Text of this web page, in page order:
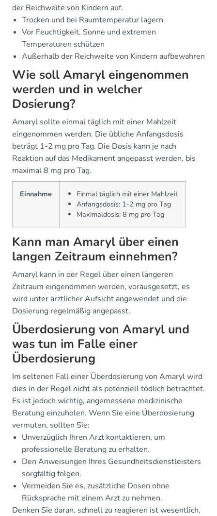
der Reichweite von Kindern auf.
Trocken und bei Raumtemperatur lagern
Vor Feuchtigkeit, Sonne und extremen
Temperaturen schützen
Außerhalb der Reichweite von Kindern aufbewahren
Wie soll Amaryl eingenommen
werden und in welcher
Dosierung?
Amaryl sollte einmal täglich mit einer Mahlzeit
eingenommen werden. Die übliche Anfangsdosis
beträgt 1-2 mg pro Tag. Die Dosis kann je nach
Reaktion auf das Medikament angepasst werden, bis
maximal 8 mg pro Tag.
Einnahme
Einmal täglich mit einer Mahlzeit
Anfangsdosis: 1-2 mg pro Tag
Maximaldosis: 8 mg pro Tag
Kann man Amaryl über einen
langen Zeitraum einnehmen?
Amaryl kann in der Regel über einen längeren
Zeitraum eingenommen werden, vorausgesetzt, es
wird unter ärztlicher Aufsicht angewendet und die
Dosierung regelmäßig angepasst.
Überdosierung von Amaryl und
was tun im Falle einer
Überdosierung
Im seltenen Fall einer Überdosierung von Amaryl wird
dies in der Regel nicht als potenziell tödlich betrachtet.
Es ist jedoch wichtig, angemessene medizinische
Beratung einzuholen. Wenn Sie eine Überdosierung
vermuten, sollten Sie:
Unverzüglich Ihren Arzt kontaktieren, um
professionelle Beratung zu erhalten.
Den Anweisungen Ihres Gesundheitsdienstleisters
sorgfältig folgen.
Vermeiden Sie es, zusätzliche Dosen ohne
Rücksprache mit einem Arzt zu nehmen.
Denken Sie daran, schnell zu reagieren ist wesentlich,